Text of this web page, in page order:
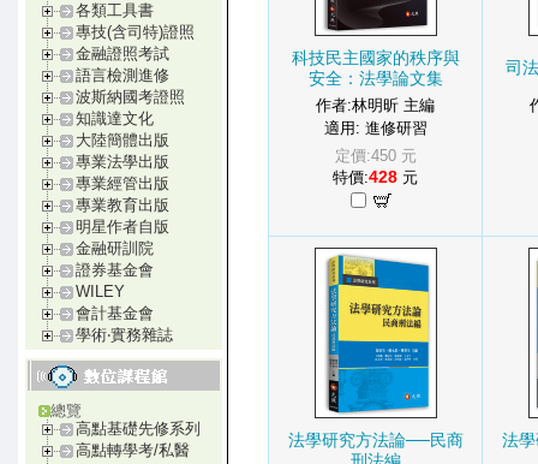
各類工具書
專技(含司特)證照
金融證照考試
語言檢測進修
波斯納國考證照
知識達文化
大陸簡體出版
專業法學出版
專業經管出版
專業教育出版
明星作者自版
金融研訓院
證券基金會
WILEY
會計基金會
學術‧實務雜誌
總覽
高點基礎先修系列
高點轉學考/私醫
科技民主國家的秩序與
安全：法學論文集
作者:林明昕 主編
適用: 進修研習
定價:450 元
特價:428 元
司
法學研究方法論──民商
法